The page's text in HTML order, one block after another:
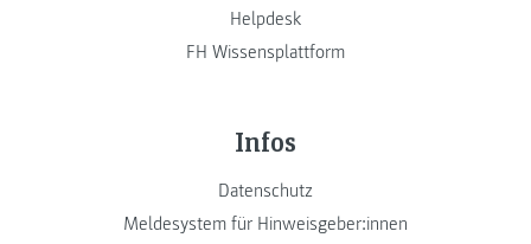
Helpdesk
FH Wissensplattform
Infos
Datenschutz
Meldesystem für Hinweisgeber:innen